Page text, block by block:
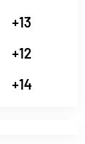
+13
+12
+14